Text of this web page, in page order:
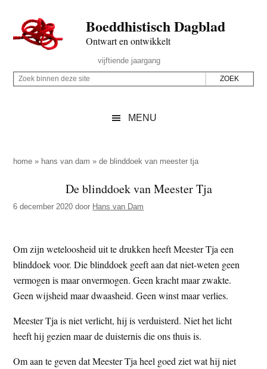
naar
de
inhoud
secondary
naar
de
sidebar
naar
de
Boeddhistisch Dagblad
Ontwart en ontwikkelt
Rechts
vijftiende jaargang
Z
p
z
s
i
t
e
Z
i
e
e
z
e
s
t
e
MENU
home » hans van dam »de blinddoek van meester tja
De blinddoek van Meester Tja
6 december 2020 door Hans van Dam
Om zijn weteloosheid uit te drukken heeft Meester Tja een
blinddoek voor. Die blinddoek geeft aan dat niet-weten geen
vermogen is maar onvermogen. Geen kracht maar zwakte.
Geen wijsheid maar dwaasheid. Geen winst maar verlies.
Meester Tja is niet verlicht, hij is verduisterd. Niet het licht
heeft hij gezien maar de duisternis die ons thuis is.
Om aan te geven dat Meester Tja heel goed ziet wat hij niet